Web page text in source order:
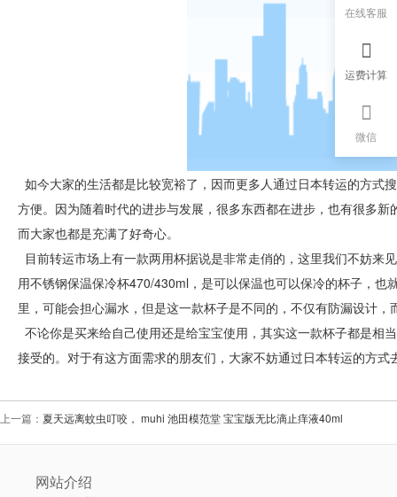
如今大家的生活都是比较宽裕了，因而更多人通过日本转运的方式
方便。因为随着时代的进步与发展，很多东西都在进步，也有很多
而大家也都是充满了好奇心。
目前转运市场上有一款两用杯据说是非常走俏的，这里我们不妨
用不锈钢保温保冷杯470/430ml，是可以保温也可以保冷的杯子，
里，可能会担心漏水，但是这一款杯子是不同的，不仅有防漏设计
不论你是买来给自己使用还是给宝宝使用，其实这一款杯子都是相
接受的。对于有这方面需求的朋友们，大家不妨通过日本转运的方
上一篇： 夏天远离蚊虫叮咬， muhi 池田模范堂 宝宝版无比滴止痒液40ml
网站介绍
在线客服
运费计算
微信